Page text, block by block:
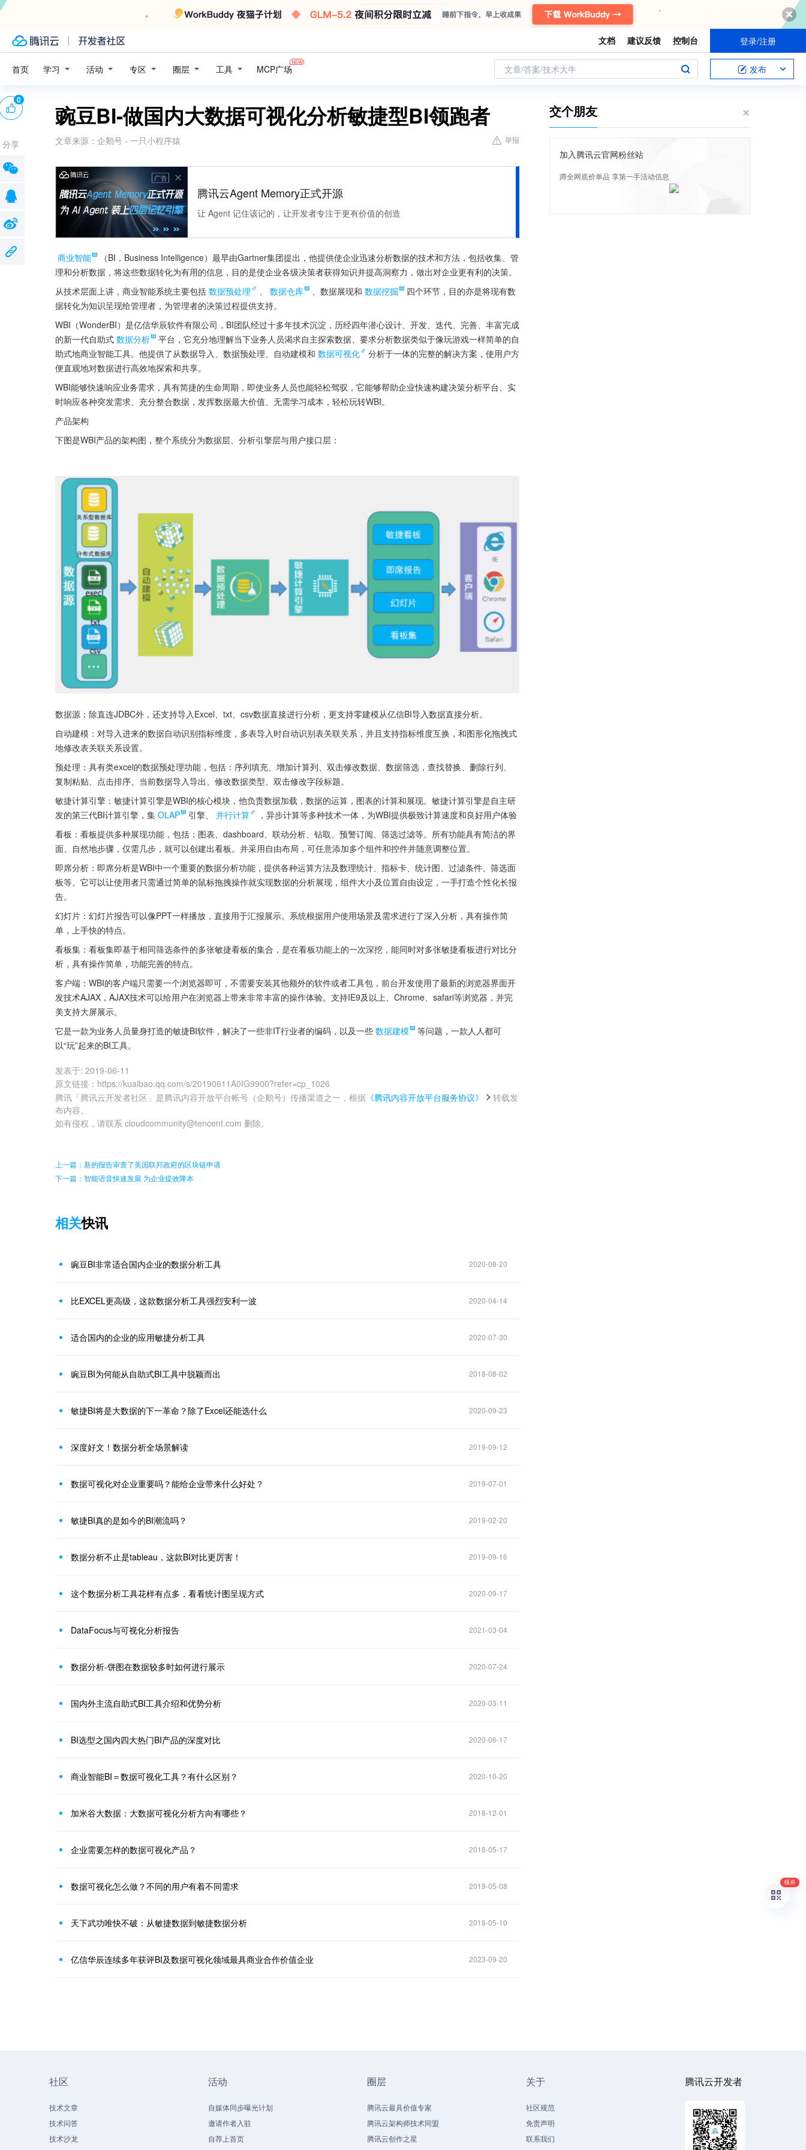
文档 建议反馈 控制台 登录/注册
首页 学习 活动 专区 圈层 工具 MCP广场 文章/答案/技术大牛 发布
豌豆BI-做国内大数据可视化分析敏捷型BI领跑者
文章来源： 企鹅号 - 一只小程序猿 举报
广告
腾讯云Agent Memory正式开源
让 Agent 记住该记的，让开发者专注于更有价值的创造
商业智能
（BI，Business Intelligence）最早由Gartner集团提出，他提供使企业迅速分析数据的技术和方法，包括收集、管
理和分析数据，将这些数据转化为有用的信息，目的是使企业各级决策者获得知识并提高洞察力，做出对企业更有利的决策。
从技术层面上讲，商业智能系统主要包括 数据预处理 、 数据仓库 、数据展现和 数据挖掘
四个环节，目的亦是将现有数
据转化为知识呈现给管理者，为管理者的决策过程提供支持。
WBI（WonderBI）是亿信华辰软件有限公司，BI团队经过十多年技术沉淀，历经四年潜心设计、开发、迭代、完善、丰富完成
的新一代自助式 数据分析
平台，它充分地理解当下业务人员渴求自主探索数据、要求分析数据类似于像玩游戏一样简单的自
助式地商业智能工具。他提供了从数据导入、数据预处理、自动建模和 数据可视化
分析于一体的完整的解决方案，使用户方
便直观地对数据进行高效地探索和共享。
WBI能够快速响应业务需求，具有简捷的生命周期，即使业务人员也能轻松驾驭，它能够帮助企业快速构建决策分析平台、实
时响应各种突发需求、充分整合数据，发挥数据最大价值、无需学习成本，轻松玩转WBI。
产品架构
下图是WBI产品的架构图，整个系统分为数据层、分析引擎层与用户接口层：
数据源：除直连JDBC外，还支持导入Excel、txt、csv数据直接进行分析，更支持零建模从亿信BI导入数据直接分析。
自动建模：对导入进来的数据自动识别指标维度，多表导入时自动识别表关联关系，并且支持指标维度互换，和图形化拖拽式
地修改表关联关系设置。
预处理：具有类excel的数据预处理功能，包括：序列填充、增加计算列、双击修改数据、数据筛选，查找替换、删除行列、
复制粘贴、点击排序、当前数据导入导出、修改数据类型、双击修改字段标题。
敏捷计算引擎：敏捷计算引擎是WBI的核心模块，他负责数据加载，数据的运算，图表的计算和展现。敏捷计算引擎是自主研
发的第三代BI计算引擎，集 OLAP 引擎、 并行计算
，异步计算等多种技术一体，为WBI提供极致计算速度和良好用户体验
看板：看板提供多种展现功能，包括：图表、dashboard、联动分析、钻取、预警订阅、筛选过滤等。所有功能具有简洁的界
面、自然地步骤，仅需几步，就可以创建出看板。并采用自由布局，可任意添加多个组件和控件并随意调整位置。
即席分析：即席分析是WBI中一个重要的数据分析功能，提供各种运算方法及数理统计、指标卡、统计图、过滤条件、筛选面
板等。它可以让使用者只需通过简单的鼠标拖拽操作就实现数据的分析展现，组件大小及位置自由设定，一手打造个性化长报
告。
幻灯片：幻灯片报告可以像PPT一样播放，直接用于汇报展示。系统根据用户使用场景及需求进行了深入分析，具有操作简
单，上手快的特点。
看板集：看板集即基于相同筛选条件的多张敏捷看板的集合，是在看板功能上的一次深挖，能同时对多张敏捷看板进行对比分
析，具有操作简单，功能完善的特点。
客户端：WBI的客户端只需要一个浏览器即可，不需要安装其他额外的软件或者工具包，前台开发使用了最新的浏览器界面开
发技术AJAX，AJAX技术可以给用户在浏览器上带来非常丰富的操作体验。支持IE9及以上、Chrome、safari等浏览器，并完
美支持大屏展示。
它是一款为业务人员量身打造的敏捷BI软件，解决了一些非IT行业者的编码，以及一些 数据建模
等问题，一款人人都可
以“玩”起来的BI工具。
发表于: 2019-06-11
原文链接 ： https://kuaibao.qq.com/s/20190611A0IG9900?refer=cp_1026
腾讯「腾讯云开发者社区」是腾讯内容开放平台帐号（企鹅号）传播渠道之一，根据 《腾讯内容开放平台服务协议》
转载发
布内容。
如有侵权，请联系 cloudcommunity@tencent.com 删除。
0
分享
上一篇：新的报告审查了美国联邦政府的区块链申请
下一篇：智能语音快速发展 为企业提效降本
相关快讯
豌豆BI非常适合国内企业的数据分析工具 2020-08-20
比EXCEL更高级，这款数据分析工具强烈安利一波 2020-04-14
适合国内的企业的应用敏捷分析工具 2020-07-30
豌豆BI为何能从自助式BI工具中脱颖而出 2018-08-02
敏捷BI将是大数据的下一革命？除了Excel还能选什么 2020-09-23
深度好文！数据分析全场景解读 2019-09-12
数据可视化对企业重要吗？能给企业带来什么好处？ 2019-07-01
敏捷BI真的是如今的BI潮流吗？ 2019-02-20
数据分析不止是tableau，这款BI对比更厉害！ 2019-09-16
这个数据分析工具花样有点多，看看统计图呈现方式 2020-09-17
DataFocus与可视化分析报告 2021-03-04
数据分析-饼图在数据较多时如何进行展示 2020-07-24
国内外主流自助式BI工具介绍和优势分析 2020-03-11
BI选型之国内四大热门BI产品的深度对比 2020-06-17
商业智能BI＝数据可视化工具？有什么区别？ 2020-10-20
加米谷大数据：大数据可视化分析方向有哪些？ 2018-12-01
企业需要怎样的数据可视化产品？ 2018-05-17
数据可视化怎么做？不同的用户有着不同需求 2019-05-08
天下武功唯快不破：从敏捷数据到敏捷数据分析 2018-05-10
亿信华辰连续多年获评BI及数据可视化领域最具商业合作价值企业 2023-09-20
交个朋友
加入腾讯云官网粉丝站
蹲全网底价单品 享第一手活动信息
社区
技术文章
技术问答
技术沙龙
活动
自媒体同步曝光计划
邀请作者入驻
自荐上首页
圈层
腾讯云最具价值专家
腾讯云架构师技术同盟
腾讯云创作之星
关于
社区规范
免责声明
联系我们
腾讯云开发者
领券